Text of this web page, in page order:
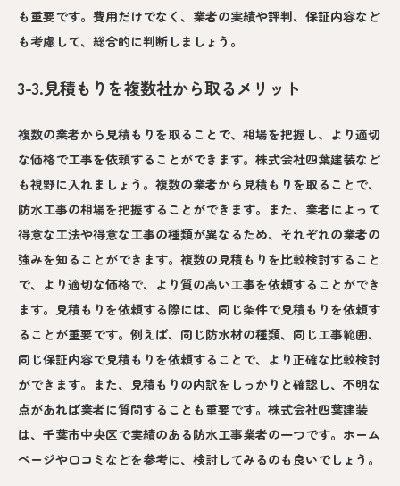
も重要です。費用だけでなく、業者の実績や評判、保証内容など
も考慮して、総合的に判断しましょう。
3-3.見積もりを複数社から取るメリット
複数の業者から見積もりを取ることで、相場を把握し、より適切
な価格で工事を依頼することができます。株式会社四葉建装など
も視野に入れましょう。複数の業者から見積もりを取ることで、
防水工事の相場を把握することができます。また、業者によって
得意な工法や得意な工事の種類が異なるため、それぞれの業者の
強みを知ることができます。複数の見積もりを比較検討すること
で、より適切な価格で、より質の高い工事を依頼することができ
ます。見積もりを依頼する際には、同じ条件で見積もりを依頼す
ることが重要です。例えば、同じ防水材の種類、同じ工事範囲、
同じ保証内容で見積もりを依頼することで、より正確な比較検討
ができます。また、見積もりの内訳をしっかりと確認し、不明な
点があれば業者に質問することも重要です。株式会社四葉建装
は、千葉市中央区で実績のある防水工事業者の一つです。ホーム
ページや口コミなどを参考に、検討してみるのも良いでしょう。